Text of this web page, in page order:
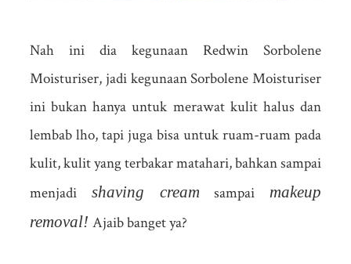
Nah ini dia kegunaan Redwin Sorbolene
Moisturiser, jadi kegunaan Sorbolene Moisturiser
ini bukan hanya untuk merawat kulit halus dan
lembab lho, tapi juga bisa untuk ruam-ruam pada
kulit, kulit yang terbakar matahari, bahkan sampai
menjadi shaving creamsampai makeup
removal! Ajaib banget ya?